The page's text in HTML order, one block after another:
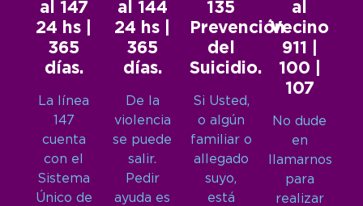
al 147
24 hs |
365
días.
La línea
147
cuenta
con el
Sistema
Único de
al 144
24 hs |
365
días.
De la
violencia
se puede
salir.
Pedir
ayuda es
135
Prevención
del
Suicidio.
Si Usted,
o algún
familiar o
allegado
suyo,
está
al
Vecino
911 |
100 |
107
No dude
en
llamarnos
para
realizar